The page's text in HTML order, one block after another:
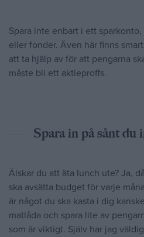
Spara inte enbart i ett
eller fonder. Även här finns
att ta hjälp av för att pengarna
måste bli ett aktieproffs.
Spara in på sånt du
Älskar du att äta lunch ute? Ja,
ska avsätta budget för varje
är något du ska kasta i dig
matlåda och spara lite av
som är viktigt. Själv har jag